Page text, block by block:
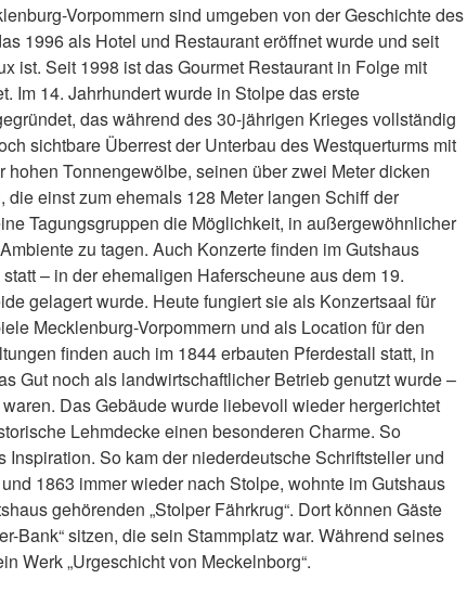
Vorpommern sind umgeben von der Geschichte des
1996 als Hotel und Restaurant eröffnet wurde und seit
ist. Seit 1998 ist das Gourmet Restaurant in Folge mit
Im 14. Jahrhundert wurde in Stolpe das erste
das während des 30-jährigen Krieges vollständig
sichtbare Überrest der Unterbau des Westquerturms mit
hohen Tonnengewölbe, seinen über zwei Meter dicken
einst zum ehemals 128 Meter langen Schiff der
Tagungsgruppen die Möglichkeit, in außergewöhnlicher
zu tagen. Auch Konzerte finden im Gutshaus
– in der ehemaligen Haferscheune aus dem 19.
gelagert wurde. Heute fungiert sie als Konzertsaal für
Mecklenburg-Vorpommern und als Location für den
finden auch im 1844 erbauten Pferdestall statt, in
Gut noch als landwirtschaftlicher Betrieb genutzt wurde –
Das Gebäude wurde liebevoll wieder hergerichtet
Lehmdecke einen besonderen Charme. So
So kam der niederdeutsche Schriftsteller und
1863 immer wieder nach Stolpe, wohnte im Gutshaus
gehörenden „Stolper Fährkrug“. Dort können Gäste
Bank“ sitzen, die sein Stammplatz war. Während seines
Werk „Urgeschicht von Meckelnborg“.